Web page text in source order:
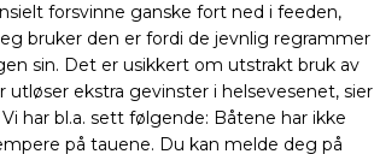
forsvinne ganske fort ned i feeden,
bruker den er fordi de jevnlig regrammer
sin. Det er usikkert om utstrakt bruk av
utløser ekstra gevinster i helsevesenet, sier
har bl.a. sett følgende: Båtene har ikke
på tauene. Du kan melde deg på